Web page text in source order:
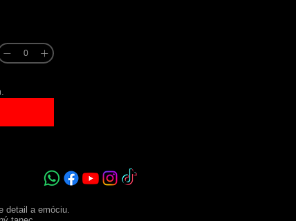
detail a emóciu.